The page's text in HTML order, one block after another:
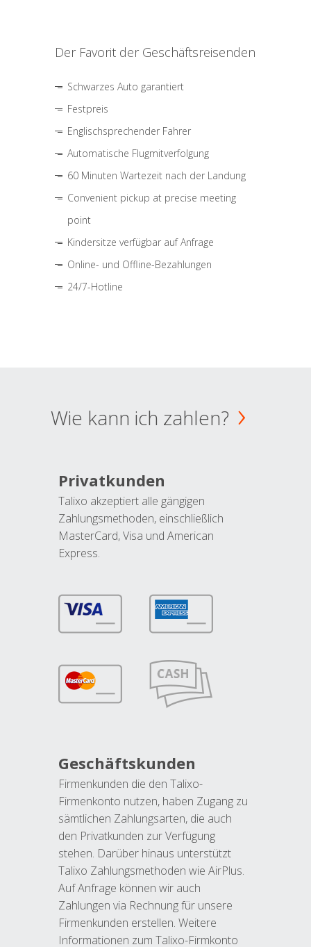
Der Favorit der Geschäftsreisenden
Schwarzes Auto garantiert
Festpreis
Englischsprechender Fahrer
Automatische Flugmitverfolgung
60 Minuten Wartezeit nach der Landung
Convenient pickup at precise meeting
point
Kindersitze verfügbar auf Anfrage
Online- und Offline-Bezahlungen
24/7-Hotline
Wie kann ich zahlen?
Privatkunden
Talixo akzeptiert alle gängigen
Zahlungsmethoden, einschließlich
MasterCard, Visa und American
Express.
Geschäftskunden
Firmenkunden die den Talixo-
Firmenkonto nutzen, haben Zugang zu
sämtlichen Zahlungsarten, die auch
den Privatkunden zur Verfügung
stehen. Darüber hinaus unterstützt
Talixo Zahlungsmethoden wie AirPlus.
Auf Anfrage können wir auch
Zahlungen via Rechnung für unsere
Firmenkunden erstellen. Weitere
Informationen zum Talixo-Firmkonto